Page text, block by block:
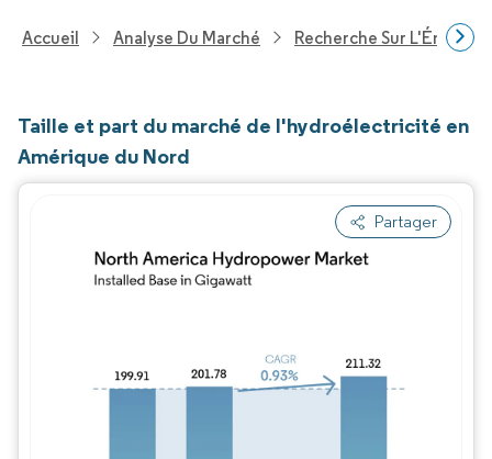
Accueil Analyse Du Marché Recherche Sur
Taille et part du marché de l'hydroélectricité en
Amérique du Nord
Partager